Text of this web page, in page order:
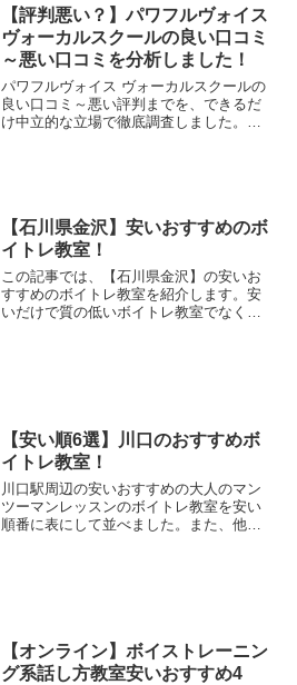
1.NAYUTAS（ナユタス）2.Uprise3.クラ
ッチボイスト...
【評判悪い？】パワフルヴォイス
ヴォーカルスクールの良い口コミ
～悪い口コミを分析しました！
パワフルヴォイス ヴォーカルスクールの
良い口コミ～悪い評判までを、できるだ
け中立的な立場で徹底調査しました。パ
【石川県金沢】安いおすすめのボ
イトレ教室！
この記事では、【石川県金沢】の安いお
すすめのボイトレ教室を紹介します。安
いだけで質の低いボイトレ教室でなく、
【安い順6選】川口のおすすめボ
イトレ教室！
川口駅周辺の安いおすすめの大人のマン
ツーマンレッスンのボイトレ教室を安い
順番に表にして並べました。また、他の
【オンライン】ボイストレーニン
グ系話し方教室安いおすすめ4